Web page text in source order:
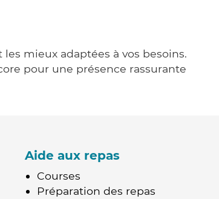
mieux adaptées à vos besoins.
pour une présence rassurante
Aide aux repas
Courses
Préparation des repas